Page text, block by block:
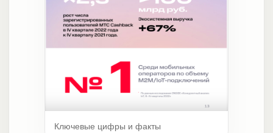
Ключевые цифры и факты